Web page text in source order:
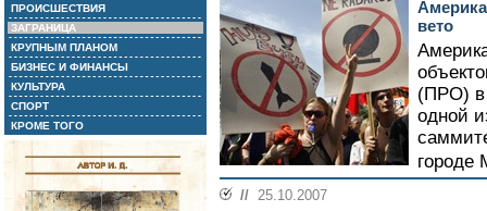
ПРОИСШЕСТВИЯ
ЗАГРАНИЦА
КРУПНЫМ ПЛАНОМ
БИЗНЕС И ФИНАНСЫ
КУЛЬТУРА
СПОРТ
КРОМЕ ТОГО
вето
(ПРО) в
одной
// 25.10.2007